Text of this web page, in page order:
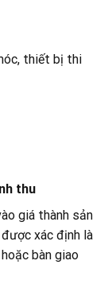
thiết bị thi
thu
giá thành sản
xác định là
bàn giao